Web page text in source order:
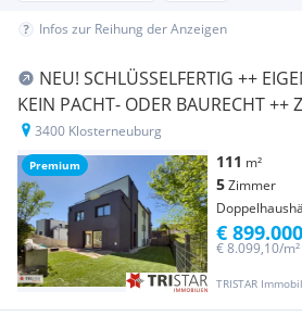
Infos zur Reihung der Anzeigen
Premium
NEU! SCHLÜSSELFERTIG ++
KEIN PACHT- ODER BAURECHT ++
++ KELLER ++ PKW-STELLPLÄTZE ++
KLOSTERNEUBURG ++
3400 Klosterneuburg
111 m²
5Zimmer
TRISTAR
€ 8.099,10/m²
€ 899.000